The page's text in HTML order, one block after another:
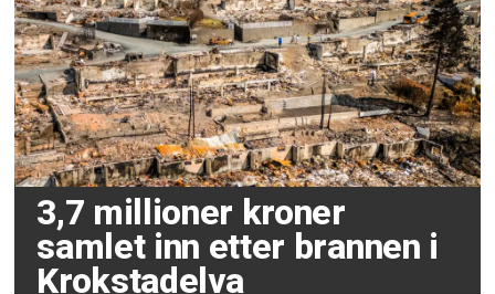
3,7 millioner kroner
samlet inn etter brannen i
Krokstadelva